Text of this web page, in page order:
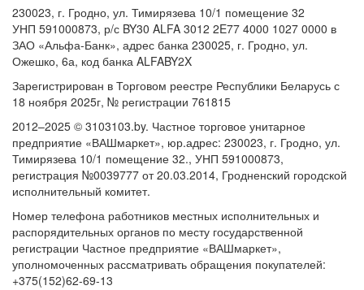
230023, г. Гродно, ул. Тимирязева 10/1 помещение 32
УНП 591000873, р/с BY30 ALFA 3012 2E77 4000 1027 0000 в
ЗАО «Альфа-Банк», адрес банка 230025, г. Гродно, ул.
Ожешко, 6а, код банка ALFABY2X
Зарегистрирован в Торговом реестре Республики Беларусь с
18 ноября 2025г, № регистрации 761815
2012–2025 © 3103103.by. Частное торговое унитарное
предприятие «ВАШмаркет», юр.адрес: 230023, г. Гродно, ул.
Тимирязева 10/1 помещение 32., УНП 591000873,
регистрация №0039777 от 20.03.2014, Гродненский городской
исполнительный комитет.
Номер телефона работников местных исполнительных и
распорядительных органов по месту государственной
регистрации Частное предприятие «ВАШмаркет»,
уполномоченных рассматривать обращения покупателей:
+375(152)62-69-13